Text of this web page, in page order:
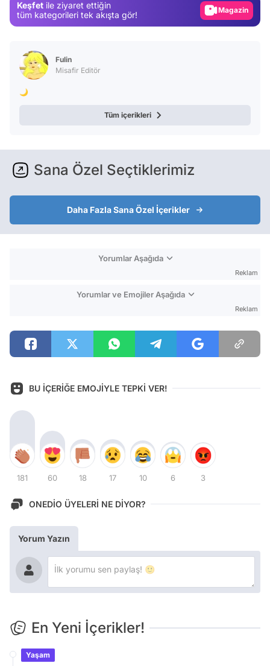
Keşfet ile ziyaret ettiğin
tüm kategorileri tek akışta gör!
Video
Fulin
Misafir Editör
🌙
Tüm içerikleri
Sana Özel Seçtiklerimiz
Daha Fazla Sana Özel İçerikler
Yorumlar Aşağıda
Reklam
Yorumlar ve Emojiler Aşağıda
Reklam
BU İÇERİĞE EMOJİYLE TEPKİ VER!
181 60 18 17 10 6 3
ONEDİO ÜYELERİ NE DİYOR?
Yorum Yazın
En Yeni İçerikler!
Yaşam